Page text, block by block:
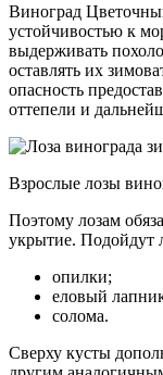
Виноград
устойчивостью к
выдерживать
оставлять их
опасность
оттепели и
Взрослые лозы
Поэтому лозам
укрытие. Подойдут
опилки;
еловый
солома.
Сверху кусты